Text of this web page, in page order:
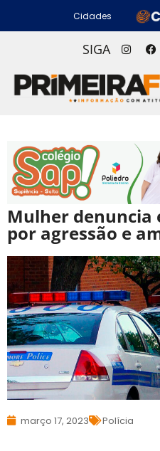
Cidades
SIGA
Mulher denuncia
por agressão e
março 17, 2023 Polícia